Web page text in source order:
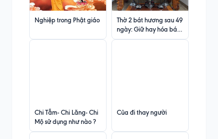
Nghiệp trong Phật giáo
Thờ 2 bát hương sau 49
ngày: Giữ hay hóa bát
hương
Chi Tẫm- Chi Lăng- Chi
Mộ sử dụng như nào ?
Của đi thay người